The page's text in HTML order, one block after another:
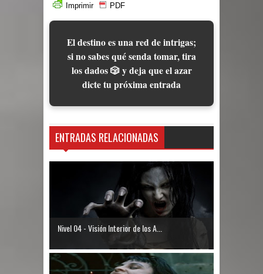
Imprimir PDF
El destino es una red de intrigas;
si no sabes qué senda tomar, tira
los dados 🎲 y deja que el azar
dicte tu próxima entrada
ENTRADAS RELACIONADAS
Nivel 04 - Visión Interior de los A...